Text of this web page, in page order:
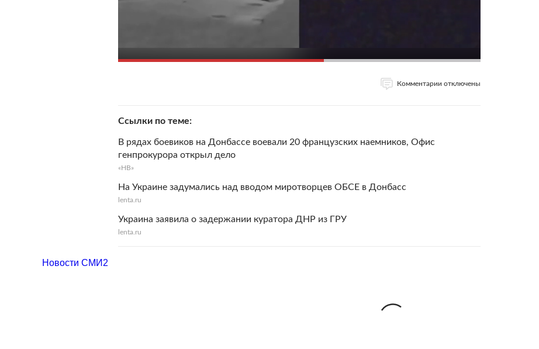
Комментарии отключены
Ссылки по теме
В рядах боевиков на Донбассе воевали 20 французских наемников, Офис
генпрокурора открыл дело
«НВ»
На Украине задумались над вводом миротворцев ОБСЕ в Донбасс
lenta.ru
Украина заявила о задержании куратора ДНР из ГРУ
lenta.ru
Новости СМИ2